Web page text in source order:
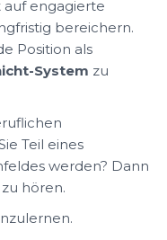
engagierte
bereichern.
Position als
System zu
Teil eines
werden? Dann
hören.